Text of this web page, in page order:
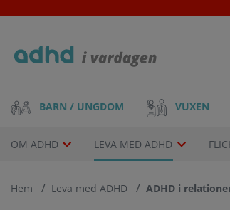
to
content
MainBARN / UNGDOM VUXEN
Drop-
menu
OM ADHD LEVA MED ADHD
Hem Leva med ADHD ADHD i